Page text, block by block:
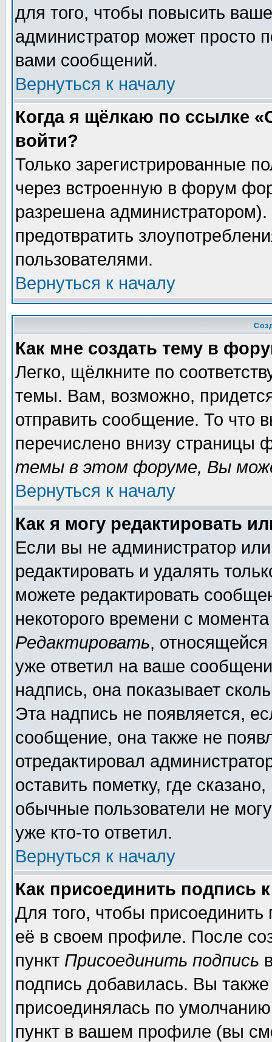
для того, чтобы повысить
администратор может просто
вами сообщений.
Вернуться к началу
Когда я щёлкаю по ссылке
войти?
Только зарегистрированные
через встроенную в форум
разрешена
предотвратить
пользователями.
Вернуться к началу
Как мне создать тему в
Легко, щёлкните по
темы. Вам, возможно,
отправить сообщение. То что
перечислено внизу страницы
темы в этом форуме, Вы
Вернуться к началу
Как я могу редактировать
Если вы не администратор
редактировать и удалять
можете редактировать
некоторого времени с
Редактировать,
уже ответил на ваше
надпись, она показывает
Эта надпись не появляется,
сообщение, она также не
отредактировал
оставить пометку, где
обычные пользователи не
уже кто-то ответил.
Вернуться к началу
Как присоединить подпись
Для того, чтобы
её в своем профиле. После
пункт Присоединить подпись
подпись добавилась. Вы
присоединялась по
пункт в вашем профиле (вы